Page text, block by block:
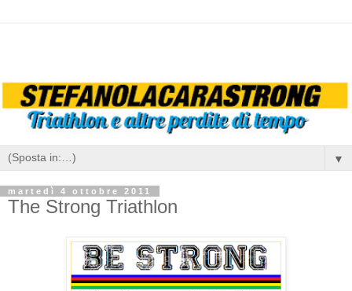
▼
martedì 4 ottobre 2011
The Strong Triathlon